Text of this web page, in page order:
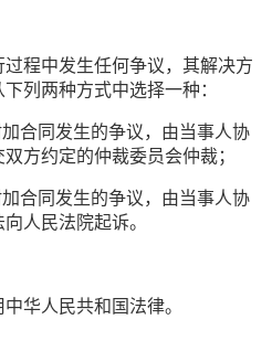
程中发生任何争议，其解决方
列两种方式中选择一种：
合同发生的争议，由当事人协
方约定的仲裁委员会仲裁；
合同发生的争议，由当事人协
人民法院起诉。
华人民共和国法律。